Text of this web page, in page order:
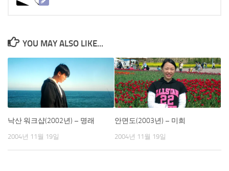
YOU MAY ALSO LIKE...
낙산 워크샵(2002년) – 명래
2004년 11월 19일
안면도(2003년) – 미희
2004년 11월 19일